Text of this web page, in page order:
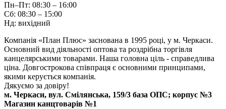
Пн–Пт: 08:30 – 16:00
Сб: 08:30 – 15:00
Нд: вихідний
Компанія «План Плюс» заснована в 1995 році, у м. Черкаси.
Основний вид діяльності оптова та роздрібна торгівля
канцелярськими товарами. Наша головна ціль - справедлива
ціна. Довгострокова співпраця є основними принципами,
якими керується компанія.
Дякуємо за довіру!
м. Черкаси, вул. Смілянська, 159/3 база ОПС; корпус №3
Магазин канцтоварів №1